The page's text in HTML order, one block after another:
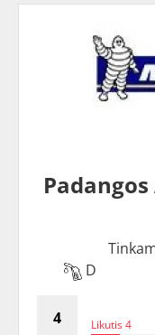
Padangos
D
Likutis 4